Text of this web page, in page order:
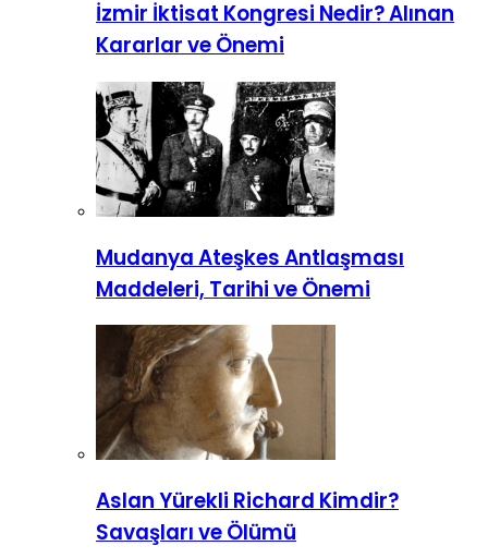
İzmir İktisat Kongresi Nedir? Alınan
Kararlar ve Önemi
Mudanya Ateşkes Antlaşması
Maddeleri, Tarihi ve Önemi
Aslan Yürekli Richard Kimdir?
Savaşları ve Ölümü